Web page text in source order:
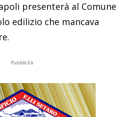
presenterà al Comune
edilizio che mancava
Pubblicità